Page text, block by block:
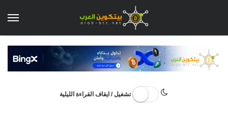
تشغيل / ايقاف القراءة الليلية